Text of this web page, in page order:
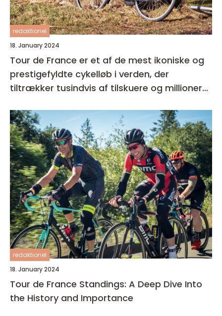
redaktionel
18. January 2024
Tour de France er et af de mest ikoniske og
prestigefyldte cykelløb i verden, der
tiltrækker tusindvis af tilskuere og millioner
redaktionel
18. January 2024
Tour de France Standings: A Deep Dive Into
the History and Importance